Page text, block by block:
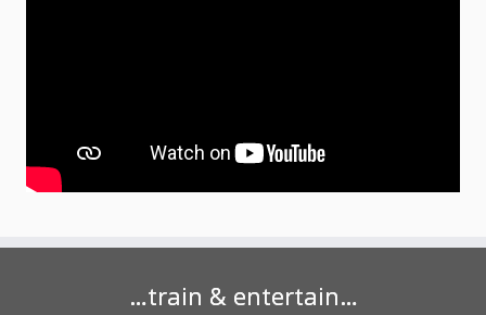
…train & entertain…